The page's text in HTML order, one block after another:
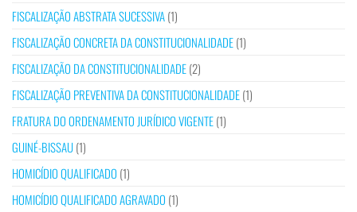
FISCALIZAÇÃO ABSTRATA SUCESSIVA(1)
FISCALIZAÇÃO CONCRETA DA CONSTITUCIONALIDADE(1)
FISCALIZAÇÃO DA CONSTITUCIONALIDADE(2)
FISCALIZAÇÃO PREVENTIVA DA CONSTITUCIONALIDADE(1)
FRATURA DO ORDENAMENTO JURÍDICO VIGENTE(1)
GUINÉ-BISSAU(1)
HOMICÍDIO QUALIFICADO (1)
HOMICÍDIO QUALIFICADO AGRAVADO (1)